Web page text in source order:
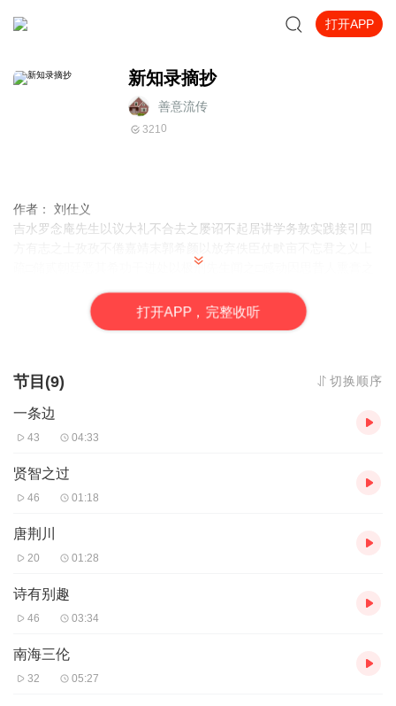
打开APP
新知录摘抄
善意流传
3210
作者：
刘仕义
吉水罗念庵先生以议大礼不合去之屡诏不起居讲学务敦实践接引四
疏□储贰朝廷恶其希功干进处以极刑先生闻之□感动因思昔人熏膏之
当国专权稔祸发其十恶五奸曰臣居兵曹以讨贼为职嵩盗权窃柄误国
殃民天下一大贼也卒以危言就戮刘仕义曰念庵知道者也二公其贤智
与闻宫掖之事出位甚矣书处士病之也然则郭公宁能免于朱子之议乎
庄子曰庖人虽不治庖尸祝不越樽俎而代之邵子曰此君子思不出其位
素位而行之意也然则杨子宁能免于越俎之嫌乎大抵君子不贵于死谏
贵于有以善其死观于春秋之书泄冶无褒辞其旨深矣是虽视世之梯突
打开APP，完整收听
节目(9) 切换顺序
一条边
43 04:33
贤智之过
46 01:18
唐荆川
20 01:28
诗有别趣
46 03:34
南海三伦
32 05:27